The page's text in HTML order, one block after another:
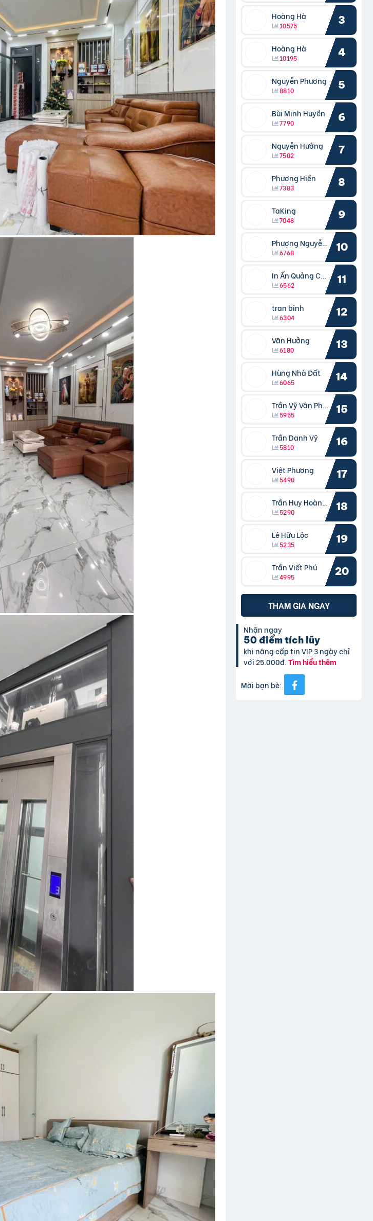
Hoàng Hà
10575 3
Hoàng Hà
10195 4
Nguyễn Phương
8810 5
Bùi Minh Huyền
7790 6
Nguyễn Hưởng
7502 7
Phương Hiền
7383 8
TaKing
7048 9
Phượng Nguyễn Phượng
6768 10
In Ấn Quảng Cáo Cần Thơ
6562 11
tran binh
6304 12
Văn Hưởng
6180 13
Hùng Nhà Đất
6065 14
Trần Vỹ Vân Phong
5955 15
Trần Danh Vỹ
5810 16
Việt Phương
5490 17
Trần Huy Hoàng Bắc
5290 18
Lê Hữu Lộc
5235 19
Trần Viết Phú
4995 20
THAM GIA NGAY
Nhận ngay
50 điểm tích lũy
khi nâng cấp tin VIP 3 ngày chỉ
với 25.000đ.Tìm hiểu thêm
Mời bạn bè: